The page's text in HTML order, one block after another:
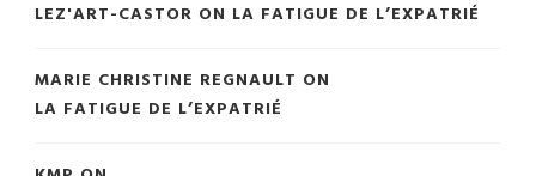
LEZ'ART-CASTOR ON LA FATIGUE DE L’EXPATRIÉ
MARIE CHRISTINE REGNAULT ON
LA FATIGUE DE L’EXPATRIÉ